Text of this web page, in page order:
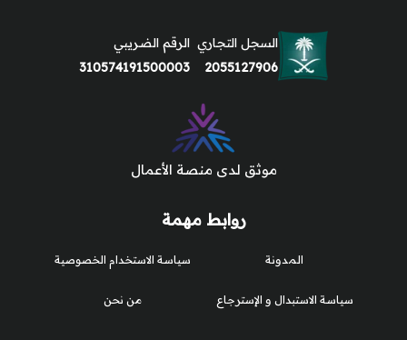
روابط مهمة
المدونة
سياسة الاستبدال و الإسترجاع
سياسة الاستخدام الخصوصية
من نحن
السجل التجاري
2055127906
الرقم الضريبي
310574191500003
موثق لدى منصة الأعمال